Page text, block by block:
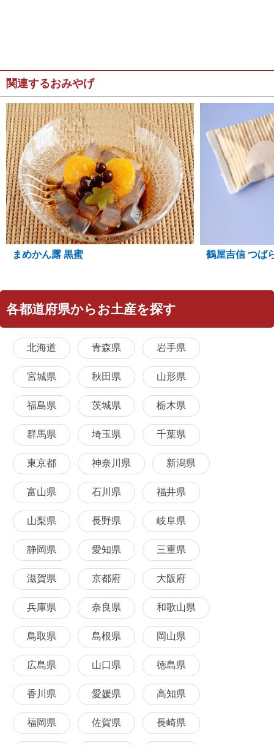
関連するおみやげ
まめかん露 黒蜜 鶴屋吉信 つば
各都道府県からお土産を探す
北海道 青森県 岩手県
宮城県 秋田県 山形県
福島県 茨城県 栃木県
群馬県 埼玉県 千葉県
東京都 神奈川県 新潟県
富山県 石川県 福井県
山梨県 長野県 岐阜県
静岡県 愛知県 三重県
滋賀県 京都府 大阪府
兵庫県 奈良県 和歌山県
鳥取県 島根県 岡山県
広島県 山口県 徳島県
香川県 愛媛県 高知県
福岡県 佐賀県 長崎県